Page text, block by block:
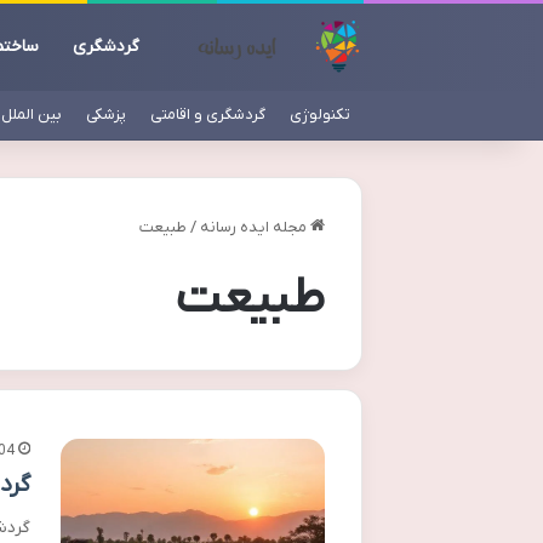
گردشگری
تکنولوژی گردشگری و اقامتی پزشکی بین الملل
مجله ایده رسانه / طبیعت
طبیعت